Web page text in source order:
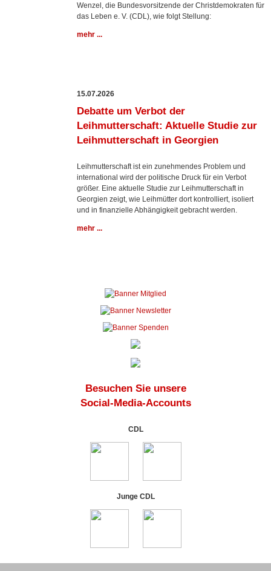
Wenzel, die Bundesvorsitzende der Christdemokraten für
das Leben e. V. (CDL), wie folgt Stellung:
mehr ...
15.07.2026
Debatte um Verbot der
Leihmutterschaft: Aktuelle Studie zur
Leihmutterschaft in Georgien
Leihmutterschaft ist ein zunehmendes Problem und
international wird der politische Druck für ein Verbot
größer. Eine aktuelle Studie zur Leihmutterschaft in
Georgien zeigt, wie Leihmütter dort kontrolliert, isoliert
und in finanzielle Abhängigkeit gebracht werden.
mehr ...
Besuchen Sie unsere
Social-Media-Accounts
CDL
Junge CDL